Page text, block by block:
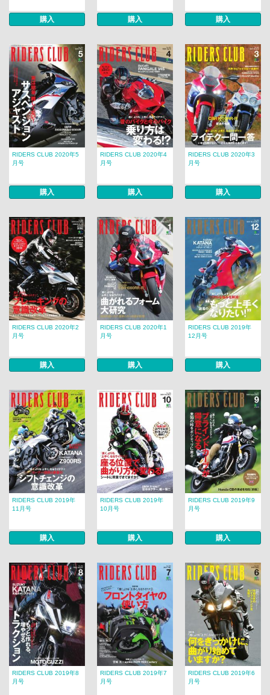
購入 購入 購入
RIDERS CLUB 2020年5
月号
購入
RIDERS CLUB 2020年4
月号
購入
RIDERS CLUB 2020年3
月号
購入
RIDERS CLUB 2020年2
月号
購入
RIDERS CLUB 2020年1
月号
購入
RIDERS CLUB 2019年
12月号
購入
RIDERS CLUB 2019年
11月号
購入
RIDERS CLUB 2019年
10月号
購入
RIDERS CLUB 2019年9
月号
購入
RIDERS CLUB 2019年8
月号
RIDERS CLUB 2019年7
月号
RIDERS CLUB 2019年6
月号